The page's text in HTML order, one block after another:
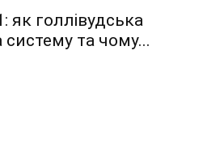
як голлівудська
та чому...